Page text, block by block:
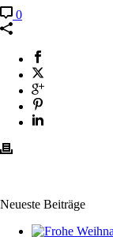
0
Neueste Beiträge